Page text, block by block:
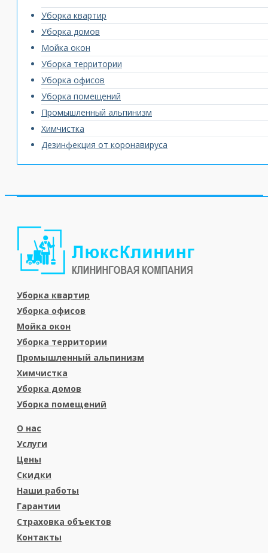
Уборка квартир
Уборка домов
Мойка окон
Уборка территории
Уборка офисов
Уборка помещений
Промышленный альпинизм
Химчистка
Дезинфекция от коронавируса
Уборка квартир
Уборка офисов
Мойка окон
Уборка территории
Промышленный альпинизм
Химчистка
Уборка домов
Уборка помещений
О нас
Услуги
Цены
Скидки
Наши работы
Гарантии
Страховка объектов
Контакты